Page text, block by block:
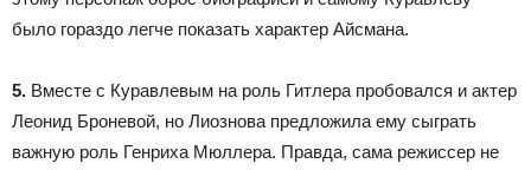
было гораздо легче показать характер Айсмана.
5. Вместе с Куравлевым на роль Гитлера пробовался и актер
Леонид Броневой, но Лиознова предложила ему сыграть
важную роль Генриха Мюллера. Правда, сама режиссер не